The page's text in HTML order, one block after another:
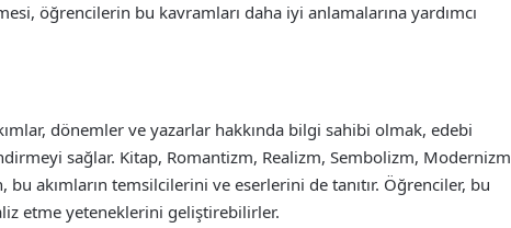
öğrencilerin bu kavramları daha iyi anlamalarına yardımcı
dönemler ve yazarlar hakkında bilgi sahibi olmak, edebi
sağlar. Kitap, Romantizm, Realizm, Sembolizm, Modernizm
akımların temsilcilerini ve eserlerini de tanıtır. Öğrenciler, bu
etme yeteneklerini geliştirebilirler.